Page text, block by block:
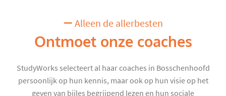
Alleen de allerbesten
Ontmoet onze coaches
StudyWorks selecteert al haar coaches in Bosschenhoofd
persoonlijk op hun kennis, maar ook op hun visie op het
geven van bijles begrijpend lezen en hun sociale